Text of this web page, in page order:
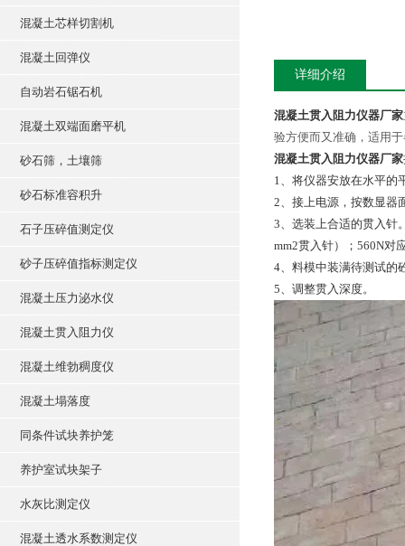
混凝土芯样切割机
混凝土回弹仪
自动岩石锯石机
混凝土双端面磨平机
砂石筛，土壤筛
砂石标准容积升
石子压碎值测定仪
砂子压碎值指标测定仪
混凝土压力泌水仪
混凝土贯入阻力仪
混凝土维勃稠度仪
混凝土塌落度
同条件试块养护笼
养护室试块架子
水灰比测定仪
混凝土透水系数测定仪
详细介绍
混凝土贯入阻力仪器厂家
验方便而又准确，适用
混凝土贯入阻力仪器厂家
1、将仪器安放在水平的
2、接上电源，按数显器
3、选装上合适的贯入针
mm2贯入针）；560N对
4、料模中装满待测试的
5、 调整贯入深度。